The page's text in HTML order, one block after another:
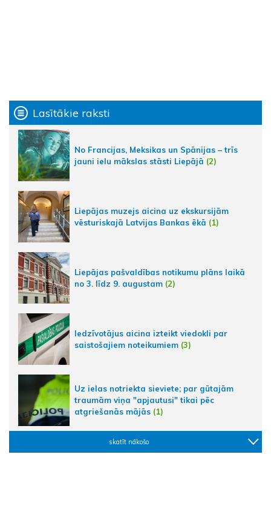
Lasītākie raksti
No Francijas, Meksikas un Spānijas – trīs
jauni ielu mākslas stāsti Liepājā (2)
Liepājas muzejs aicina uz ekskursijām
vēsturiskajā Latvijas Bankas ēkā (1)
Liepājas pašvaldības notikumu plāns laikā
no 3. līdz 9. augustam (2)
Iedzīvotājus aicina izteikt viedokli par
saistošajiem noteikumiem (3)
Uz ielas notriekta sieviete; par gūtajām
traumām viņa "apjautusi" tikai pēc
atgriešanās mājās (1)
skatīt nākošo